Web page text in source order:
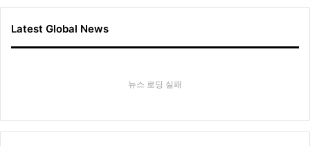
Latest Global News
뉴스 로딩 실패